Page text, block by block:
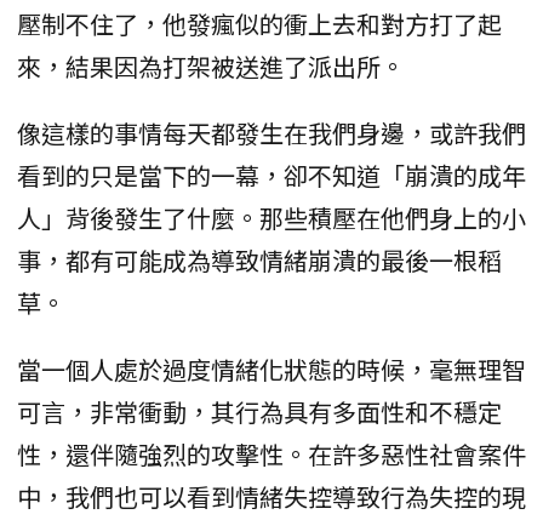
壓制不住了，他發瘋似的衝上去和對方打了起
來，結果因為打架被送進了派出所。
像這樣的事情每天都發生在我們身邊，或許我們
看到的只是當下的一幕，卻不知道「崩潰的成年
人」背後發生了什麼。那些積壓在他們身上的小
事，都有可能成為導致情緒崩潰的最後一根稻
草。
當一個人處於過度情緒化狀態的時候，毫無理智
可言，非常衝動，其行為具有多面性和不穩定
性，還伴隨強烈的攻擊性。在許多惡性社會案件
中，我們也可以看到情緒失控導致行為失控的現